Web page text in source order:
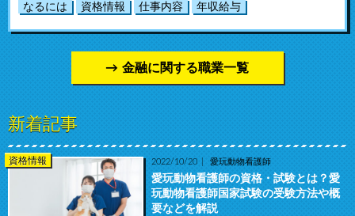
なるには 資格情報 仕事内容 年収給与
金融に関する職業一覧
新着記事
資格情報 2022/10/20 愛玩動物看護師
愛玩動物看護師の資格・試験とは？愛
玩動物看護師国家試験の受験方法や概
要などを解説